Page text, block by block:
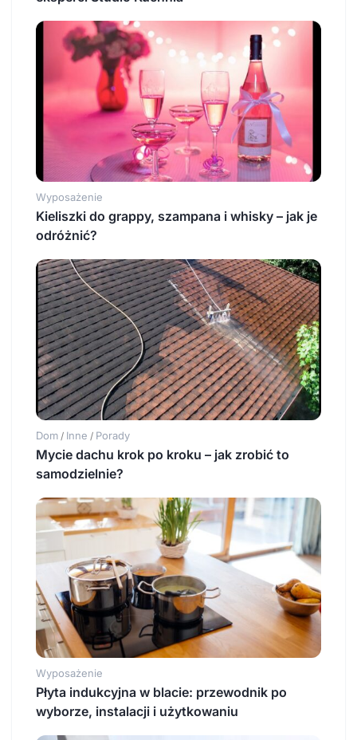
Wyposażenie
Kieliszki do grappy, szampana i whisky – jak je
odróżnić?
Dom / Inne / Porady
Mycie dachu krok po kroku – jak zrobić to
samodzielnie?
Wyposażenie
Płyta indukcyjna w blacie: przewodnik po
wyborze, instalacji i użytkowaniu